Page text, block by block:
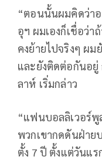
“ตอนนั้นผมคิดว่า
อุฯ ผมเองก็เชื่อว่
คงย้ายไปจริงๆ ผ
และยังติดต่อกันอยู่
ลาห์ เริ่มกล่าว
“แฟนบอลลิเวอร์
พวกเขากดดันฝ่าย
ตั้ง 7 ปี ตั้งแต่วันแ